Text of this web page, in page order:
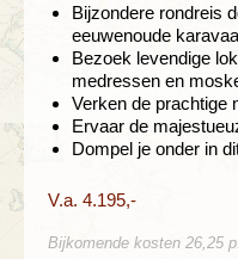
Bijzondere rondreis
eeuwenoude
Bezoek levendige
medressen en
Verken de prachtige
Ervaar de
Dompel je onder in
V.a. 4.195,-
Bijkomende kosten 26,25